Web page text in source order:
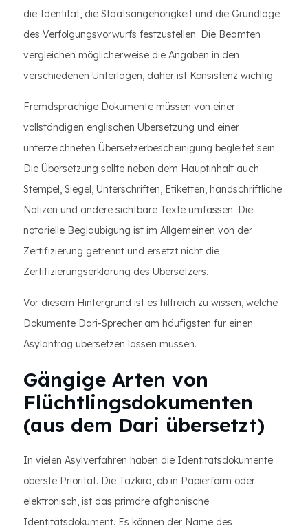
die Identität, die Staatsangehörigkeit und die Grundlage
des Verfolgungsvorwurfs festzustellen. Die Beamten
vergleichen möglicherweise die Angaben in den
verschiedenen Unterlagen, daher ist Konsistenz wichtig.
Fremdsprachige Dokumente müssen von einer
vollständigen englischen Übersetzung und einer
unterzeichneten Übersetzerbescheinigung begleitet sein.
Die Übersetzung sollte neben dem Hauptinhalt auch
Stempel, Siegel, Unterschriften, Etiketten, handschriftliche
Notizen und andere sichtbare Texte umfassen. Die
notarielle Beglaubigung ist im Allgemeinen von der
Zertifizierung getrennt und ersetzt nicht die
Zertifizierungserklärung des Übersetzers.
Vor diesem Hintergrund ist es hilfreich zu wissen, welche
Dokumente Dari-Sprecher am häufigsten für einen
Asylantrag übersetzen lassen müssen.
Gängige Arten von
Flüchtlingsdokumenten
(aus dem Dari übersetzt)
In vielen Asylverfahren haben die Identitätsdokumente
oberste Priorität. Die Tazkira, ob in Papierform oder
elektronisch, ist das primäre afghanische
Identitätsdokument. Es können der Name des